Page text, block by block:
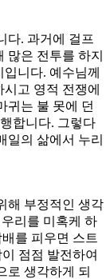
다. 과거에 걸프
많은 전투를 하지
니다. 예수님께
고 영적 전쟁에
귀는 불 못에 던
합니다. 그렇다
일의 삶에서 누리
해 부정적인 생각
리를 미혹케 하
를 피우면 스트
점점 발전하여
로 생각하게 되